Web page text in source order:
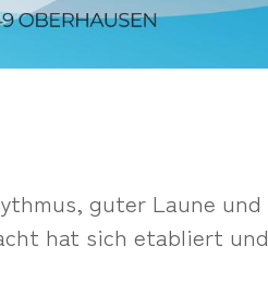
guter Laune und
hat sich etabliert und